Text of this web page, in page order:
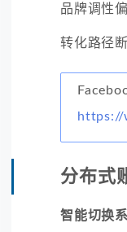
品牌调性
转化路径
https://
分布式
智能切换